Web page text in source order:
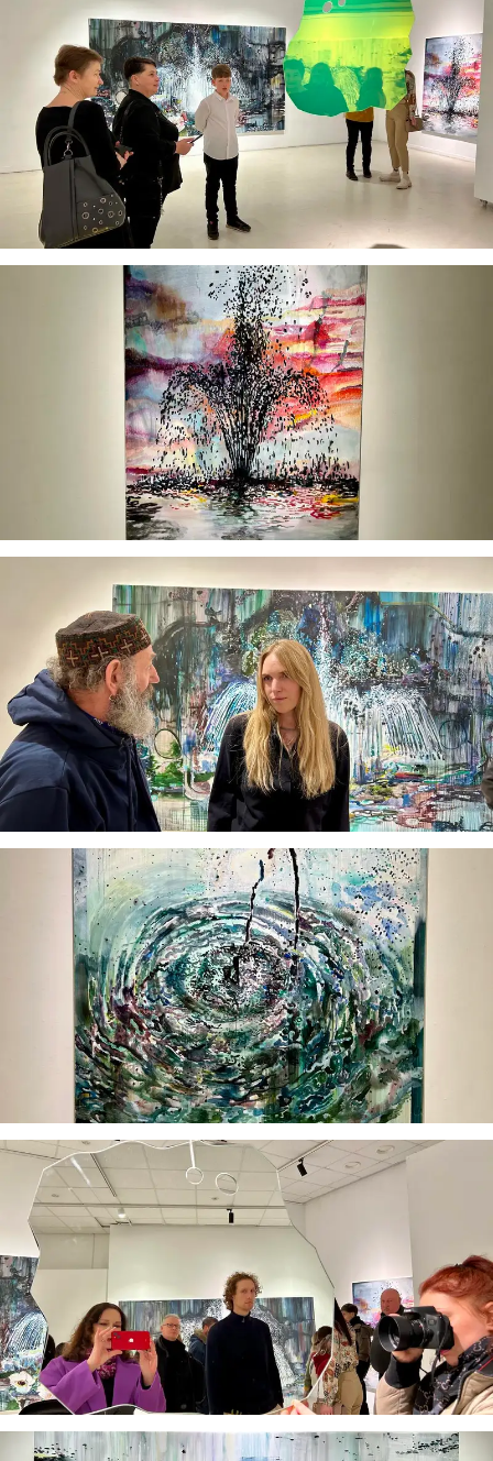
Jums reikiamus kontaktus, kur galėsite pasiklausti
atsakingo specialisto.
Taigi... kuo galėčiau Jums padėti?